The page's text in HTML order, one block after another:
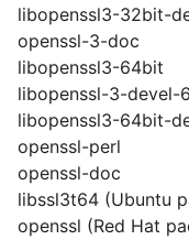
libopenssl3-32bit-
openssl-3-doc
libopenssl3-64bit
libopenssl-3-devel-
libopenssl3-64bit-
openssl-perl
openssl-doc
libssl3t64 (Ubuntu
openssl (Red Hat